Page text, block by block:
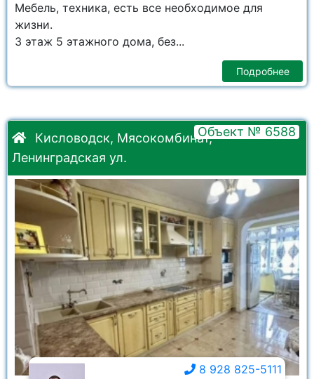
Мебель, техника, есть все необходимое для
жизни.
3 этаж 5 этажного дома, без...
Подробнее
Кисловодск, Мясокомбинат,
Ленинградская ул.
Объект № 6588
8 928 825-5111